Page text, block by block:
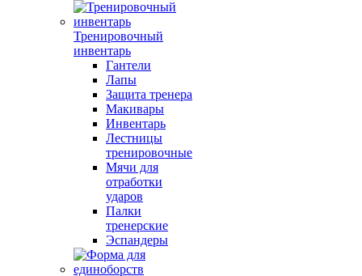
Тренировочный
инвентарь
Гантели
Лапы
Защита тренера
Макивары
Инвентарь
Лестницы
тренировочные
Мячи для
отработки
ударов
Палки
тренерские
Эспандеры